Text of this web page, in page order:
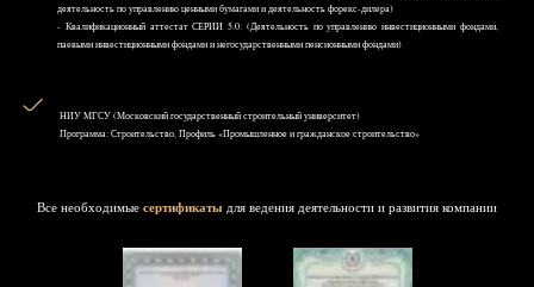
деятельность по управлению ценными бумагами и деятельность форекс-дилера)
- Квалификационный аттестат СЕРИИ 5.0: (Деятельность по управлению инвестиционными фондами,
паевыми инвестиционными фондами и негосударственными пенсионными фондами)
НИУ MГСУ (Московский государственный строительный университет)
Программа: Строительство, Профиль «Промышленное и гражданское строительство»
Все необходимые сертификаты для ведения деятельности и развития компании